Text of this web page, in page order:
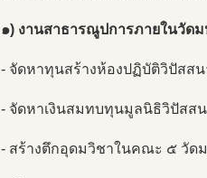
๑) งานสาธารณูปการภายในวัด
- จัดหาทุนสร้างห้องปฏิบัติวิปัสส
- จัดหาเงินสมทบทุนมูลนิธิวิปัสส
- สร้างตึกอุดมวิชาในคณะ ๕ วัด